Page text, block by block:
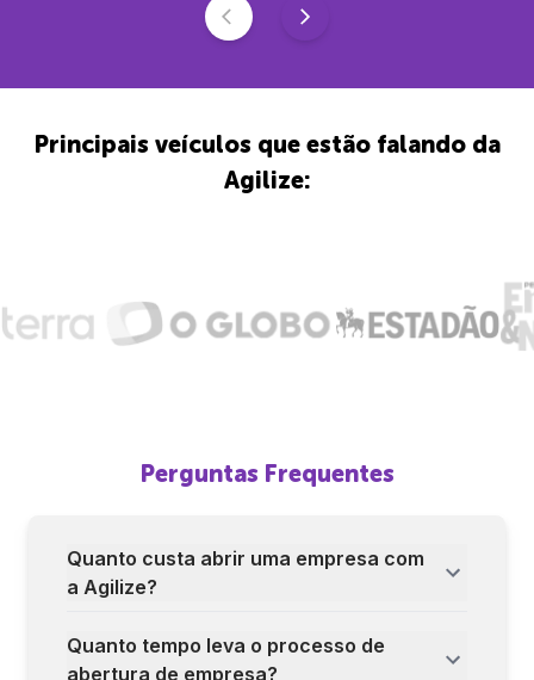
Principais veículos que estão falando da
Agilize:
Perguntas Frequentes
Quanto custa abrir uma empresa com
a Agilize?
Quanto tempo leva o processo de
abertura de empresa?